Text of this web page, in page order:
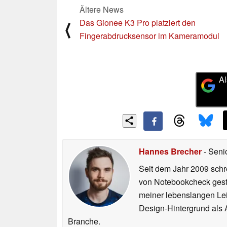
⟨
Ältere News
Das Gionee K3 Pro platziert den
Fingerabdrucksensor im Kameramodul
Hannes Brecher-
Seit dem Jahr 2009
von Notebookcheck
meiner lebenslangen
Design-Hintergrund als
Branche.